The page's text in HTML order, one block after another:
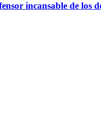
incansable de los